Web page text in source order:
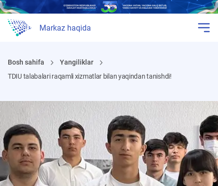
Markaz haqida
Bosh sahifa
Yangiliklar
TDIU talabalari raqamli xizmatlar bilan yaqindan tanishdi!